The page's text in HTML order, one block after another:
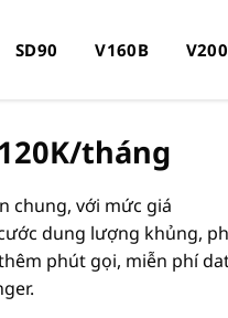
SD90 V160B
tháng
chung, với mức giá
dung lượng khủng,
phút gọi, miễn phí